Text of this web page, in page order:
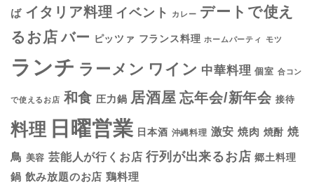
ば イタリア料理 イベント カレー デートで使え
るお店 バー ピッツァ フランス料理 ホームパーティ モツ
ランチ ラーメン ワイン 中華料理 個室 合コン
で使えるお店 和食 圧力鍋 居酒屋 忘年会/新年会 接待
料理 日曜営業 日本酒 沖縄料理 激安 焼肉 焼酎 焼
鳥 美容 芸能人が行くお店 行列が出来るお店 郷土料理
鍋 飲み放題のお店 鶏料理